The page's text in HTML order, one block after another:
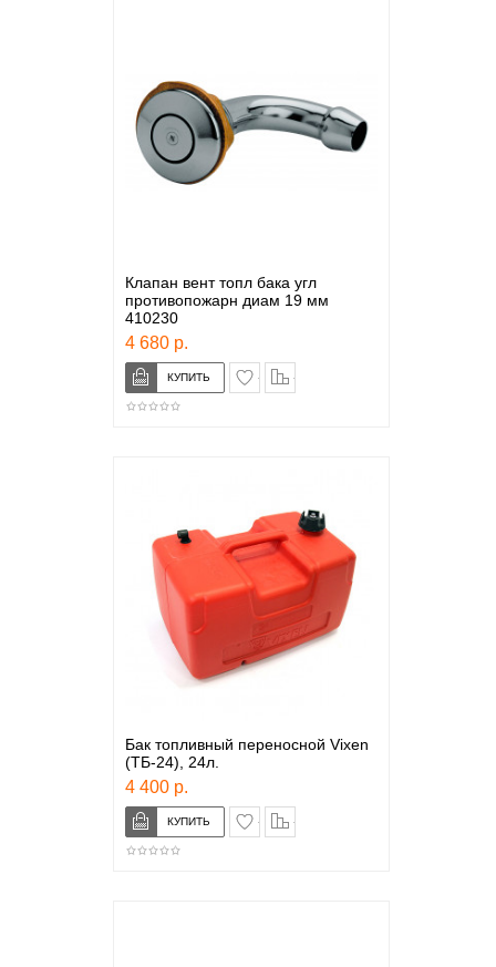
Клапан вент топл бака угл
противопожарн диам 19 мм
410230
4 680 р.
в закладки
Бак топливный переносной Vixen
(ТБ-24), 24л.
4 400 р.
в закладки